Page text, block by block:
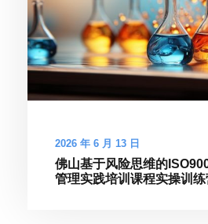
2026 年 6 月 13 日
佛山基于风险思维的
管理实践培训课程实操训